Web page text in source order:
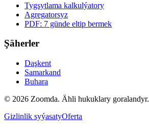
Tygşytlama kalkulýatory
Agregatorsyz
PDF: 7 günde eltip bermek
Şäherler
Daşkent
Samarkand
Buhara
© 2026 Zoomda. Ähli hukuklary goralandyr.
Gizlinlik syýasatyOferta